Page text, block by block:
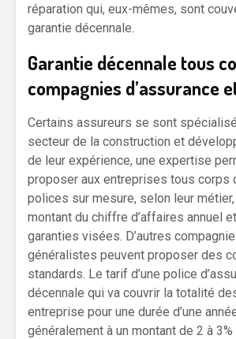
réparation qui, eux-mêmes, sont
garantie décennale.
Garantie décennale tous
compagnies d’assurance
Certains assureurs se sont
secteur de la construction et
de leur expérience, une expertise
proposer aux entreprises tous corps
polices sur mesure, selon leur
montant du chiffre d’affaires annuel
garanties visées. D’autres
généralistes peuvent proposer des
standards. Le tarif d’une police
décennale qui va couvrir la totalité
entreprise pour une durée d’une
généralement à un montant de 2 à